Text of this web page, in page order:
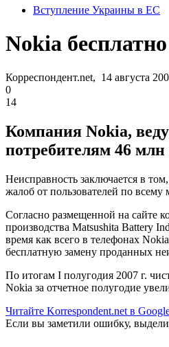
Вступление Украины в ЕС
Nokia
Корреспондент.net, 14 августа
0
14
Компания Nokia,
потребителям 46
Неисправность заключается в
жалоб от пользователей по
Согласно размещенной на сайте
производства Matsushita Battery
время как всего в телефонах
бесплатную замену проданных
По итогам I полугодия 2007 г.
Nokia за отчетное полугодие
Читайте Korrespondent.net в
Если вы заметили ошибку,